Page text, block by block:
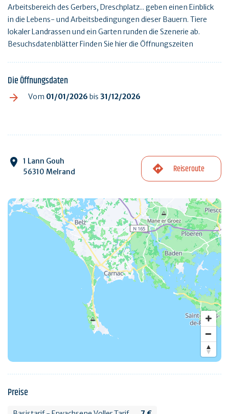
Arbeitsbereich des Gerbers, Dreschplatz... geben einen Einblick
in die Lebens- und Arbeitsbedingungen dieser Bauern. Tiere
lokaler Landrassen und ein Garten runden die Szenerie ab.
Besuchsdatenblätter Finden Sie hier die Öffnungszeiten
Die Öffnungsdaten
Vom 01/01/2026 bis 31/12/2026
1 Lann Gouh
56310 Melrand
Reiseroute
Preise